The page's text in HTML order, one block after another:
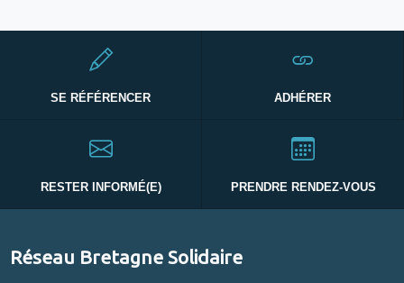
SE RÉFÉRENCER ADHÉRER
RESTER INFORMÉ(E) PRENDRE RENDEZ-VOUS
Réseau Bretagne Solidaire